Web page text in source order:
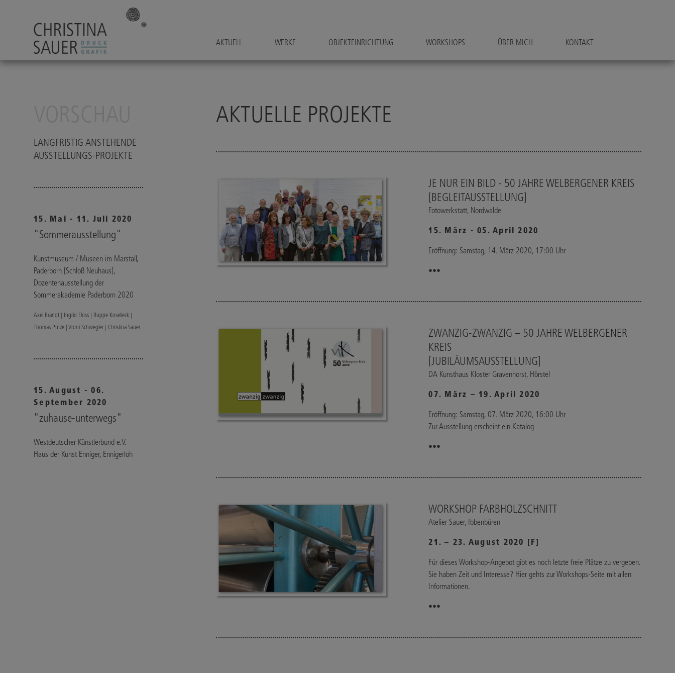
AKTUELL WERKE OBJEKTEINRICHTUNG WORKSHOPS ÜBER MICH KONTAKT
LANGFRISTIG ANSTEHENDE
AUSSTELLUNGS-PROJEKTE
15. Mai - 11. Juli 2020
"Sommerausstellung"
Kunstmuseum / Museen im Marstall,
Paderborn [Schloß Neuhaus],
Dozentenausstellung der
Sommerakademie Paderborn 2020
Axel Brandt | Ingrid Floss | Ruppe Koselleck |
Thomas Putze | Vroni Schwegler | Christina Sauer
15. August - 06.
September 2020
"zuhause-unterwegs"
Westdeutscher Künstlerbund e.V.
Haus der Kunst Enniger, Ennigerloh
AKTUELLE PROJEKTE
JE NUR EIN BILD - 50 JAHRE WELBERGENER KREIS
[BEGLEITAUSSTELLUNG]
Fotowerkstatt, Nordwalde
15. März - 05. April 2020
Eröffnung: Samstag, 14. März 2020, 17:00 Uhr
•••
ZWANZIG-ZWANZIG – 50 JAHRE WELBERGENER
KREIS
[JUBILÄUMSAUSSTELLUNG]
DA Kunsthaus Kloster Gravenhorst, Hörstel
07. März – 19. April 2020
Eröffnung: Samstag, 07. März 2020, 16:00 Uhr
Zur Ausstellung erscheint ein Katalog
•••
WORKSHOP FARBHOLZSCHNITT
Atelier Sauer, Ibbenbüren
21. – 23. August 2020 [F]
Für dieses Workshop-Angebot gibt es noch letzte freie Plätze zu vergeben.
Sie haben Zeit und Interesse? Hier gehts zur Workshops-Seite mit allen
Informationen.
•••